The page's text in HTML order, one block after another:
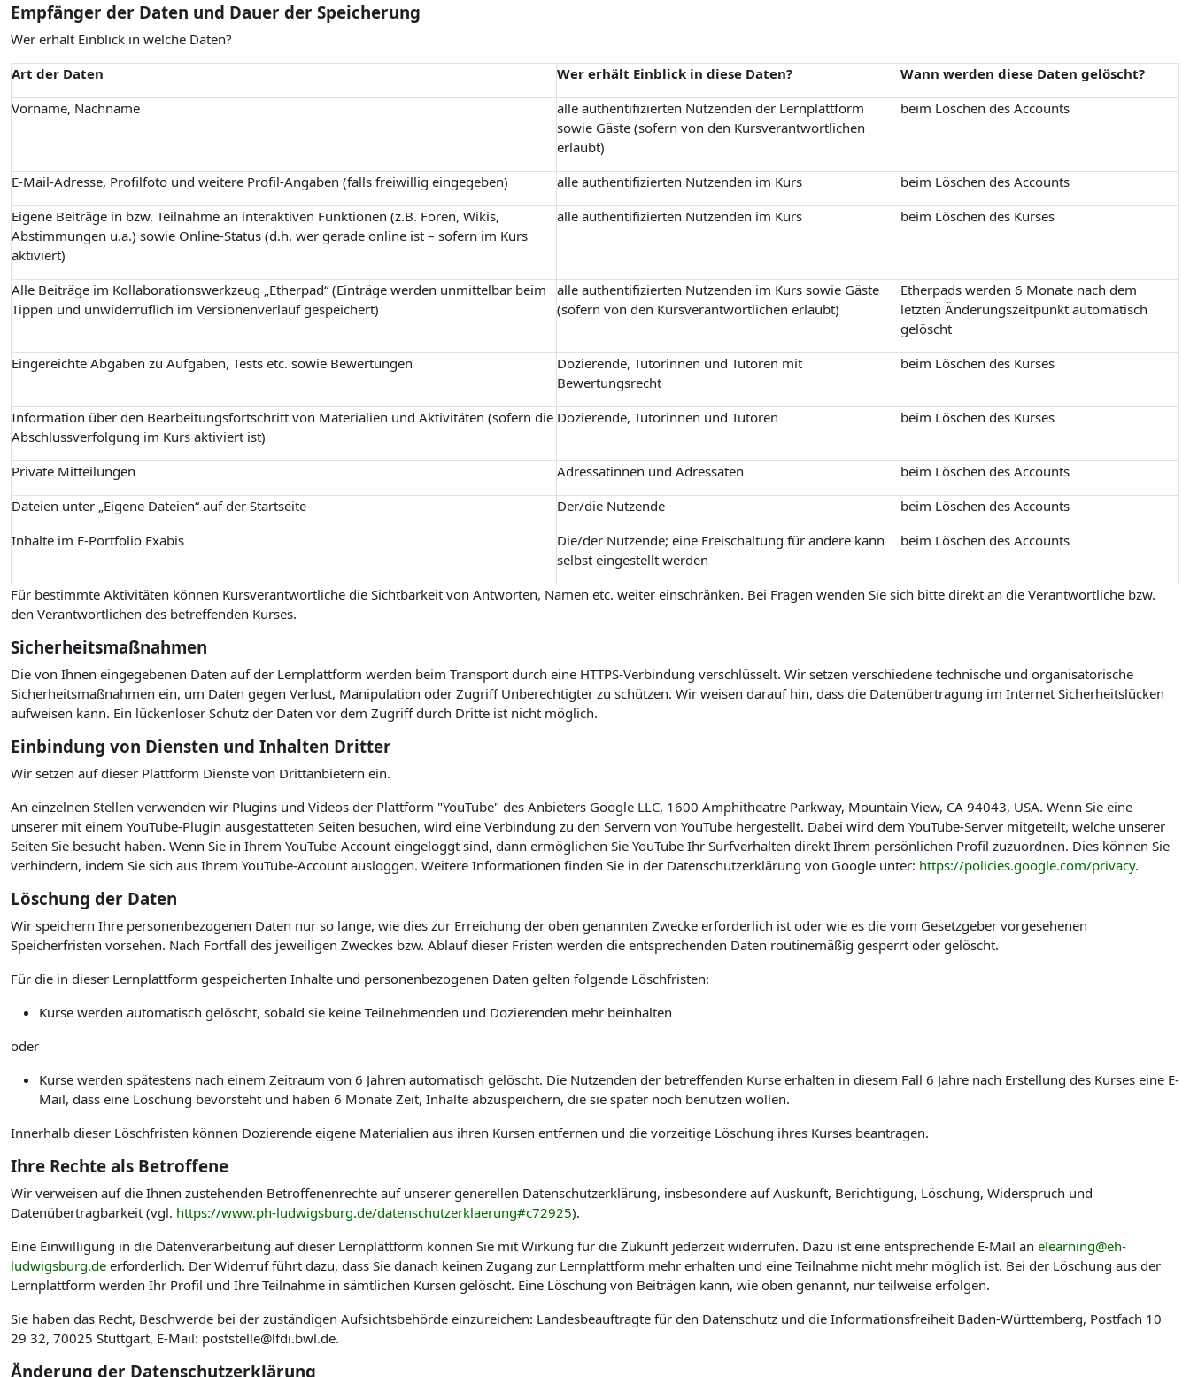
Empfänger der Daten und Dauer der Speicherung
Wer erhält Einblick in welche Daten?
Art der Daten
Wer erhält Einblick in diese Daten?
Wann werden diese Daten gelöscht?
Vorname, Nachname
alle authentifizierten Nutzenden der Lernplattform
sowie Gäste (sofern von den Kursverantwortlichen
erlaubt)
beim Löschen des Accounts
E-Mail-Adresse, Profilfoto und weitere Profil-Angaben (falls freiwillig eingegeben) alle authentifizierten Nutzenden im Kurs
beim Löschen des Accounts
Eigene Beiträge in bzw. Teilnahme an interaktiven Funktionen (z.B. Foren, Wikis,
Abstimmungen u.a.) sowie Online-Status (d.h. wer gerade online ist – sofern im Kurs
aktiviert)
alle authentifizierten Nutzenden im Kurs beim Löschen des Kurses
Alle Beiträge im Kollaborationswerkzeug „Etherpad“ (Einträge werden unmittelbar beim
Tippen und unwiderruflich im Versionenverlauf gespeichert)
alle authentifizierten Nutzenden im Kurs sowie Gäste
(sofern von den Kursverantwortlichen erlaubt)
Etherpads werden 6 Monate nach dem
letzten Änderungszeitpunkt automatisch
gelöscht
Eingereichte Abgaben zu Aufgaben, Tests etc. sowie Bewertungen
Dozierende, Tutorinnen und Tutoren mit
Bewertungsrecht
beim Löschen des Kurses
Information über den Bearbeitungsfortschritt von Materialien und Aktivitäten (sofern die
Abschlussverfolgung im Kurs aktiviert ist)
Dozierende, Tutorinnen und Tutoren beim Löschen des Kurses
Private Mitteilungen Adressatinnen und Adressaten
beim Löschen des Accounts
Dateien unter „Eigene Dateien“ auf der Startseite
Der/die Nutzende
beim Löschen des Accounts
Inhalte im E-Portfolio Exabis
Die/der Nutzende; eine Freischaltung für andere kann
selbst eingestellt werden
beim Löschen des Accounts
Für bestimmte Aktivitäten können Kursverantwortliche die Sichtbarkeit von Antworten, Namen etc. weiter einschränken. Bei Fragen wenden Sie sich bitte direkt an die Verantwortliche bzw.
den Verantwortlichen des betreffenden Kurses.
Sicherheitsmaßnahmen
Die von Ihnen eingegebenen Daten auf der Lernplattform werden beim Transport durch eine HTTPS-Verbindung verschlüsselt. Wir setzen verschiedene technische und organisatorische
Sicherheitsmaßnahmen ein, um Daten gegen Verlust, Manipulation oder Zugriff Unberechtigter zu schützen. Wir weisen darauf hin, dass die Datenübertragung im Internet Sicherheitslücken
aufweisen kann. Ein lückenloser Schutz der Daten vor dem Zugriff durch Dritte ist nicht möglich.
Einbindung von Diensten und Inhalten Dritter
Wir setzen auf dieser Plattform Dienste von Drittanbietern ein.
An einzelnen Stellen verwenden wir Plugins und Videos der Plattform "YouTube" des Anbieters Google LLC, 1600 Amphitheatre Parkway, Mountain View, CA 94043, USA. Wenn Sie eine
unserer mit einem YouTube-Plugin ausgestatteten Seiten besuchen, wird eine Verbindung zu den Servern von YouTube hergestellt. Dabei wird dem YouTube-Server mitgeteilt, welche unserer
Seiten Sie besucht haben. Wenn Sie in Ihrem YouTube-Account eingeloggt sind, dann ermöglichen Sie YouTube Ihr Surfverhalten direkt Ihrem persönlichen Profil zuzuordnen. Dies können Sie
verhindern, indem Sie sich aus Ihrem YouTube-Account ausloggen. Weitere Informationen finden Sie in der Datenschutzerklärung von Google unter: https://policies.google.com/privacy.
Löschung der Daten
Wir speichern Ihre personenbezogenen Daten nur so lange, wie dies zur Erreichung der oben genannten Zwecke erforderlich ist oder wie es die vom Gesetzgeber vorgesehenen
Speicherfristen vorsehen. Nach Fortfall des jeweiligen Zweckes bzw. Ablauf dieser Fristen werden die entsprechenden Daten routinemäßig gesperrt oder gelöscht.
Für die in dieser Lernplattform gespeicherten Inhalte und personenbezogenen Daten gelten folgende Löschfristen:
Kurse werden automatisch gelöscht, sobald sie keine Teilnehmenden und Dozierenden mehr beinhalten
oder
Kurse werden spätestens nach einem Zeitraum von 6 Jahren automatisch gelöscht. Die Nutzenden der betreffenden Kurse erhalten in diesem Fall 6 Jahre nach Erstellung des Kurses eine E-
Mail, dass eine Löschung bevorsteht und haben 6 Monate Zeit, Inhalte abzuspeichern, die sie später noch benutzen wollen.
Innerhalb dieser Löschfristen können Dozierende eigene Materialien aus ihren Kursen entfernen und die vorzeitige Löschung ihres Kurses beantragen.
Ihre Rechte als Betroffene
Wir verweisen auf die Ihnen zustehenden Betroffenenrechte auf unserer generellen Datenschutzerklärung, insbesondere auf Auskunft, Berichtigung, Löschung, Widerspruch und
Datenübertragbarkeit (vgl. https://www.ph-ludwigsburg.de/datenschutzerklaerung#c72925).
Eine Einwilligung in die Datenverarbeitung auf dieser Lernplattform können Sie mit Wirkung für die Zukunft jederzeit widerrufen. Dazu ist eine entsprechende E-Mail an elearning@eh-
ludwigsburg.de erforderlich. Der Widerruf führt dazu, dass Sie danach keinen Zugang zur Lernplattform mehr erhalten und eine Teilnahme nicht mehr möglich ist. Bei der Löschung aus der
Lernplattform werden Ihr Profil und Ihre Teilnahme in sämtlichen Kursen gelöscht. Eine Löschung von Beiträgen kann, wie oben genannt, nur teilweise erfolgen.
Sie haben das Recht, Beschwerde bei der zuständigen Aufsichtsbehörde einzureichen: Landesbeauftragte für den Datenschutz und die Informationsfreiheit Baden-Württemberg, Postfach 10
29 32, 70025 Stuttgart, E-Mail: poststelle@lfdi.bwl.de.
Änderung der Datenschutzerklärung